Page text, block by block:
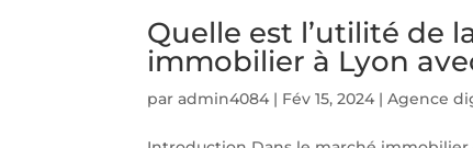
Quelle est l’utilité de
immobilier à Lyon
paradmin4084 | Fév 15, 2024 |Agence